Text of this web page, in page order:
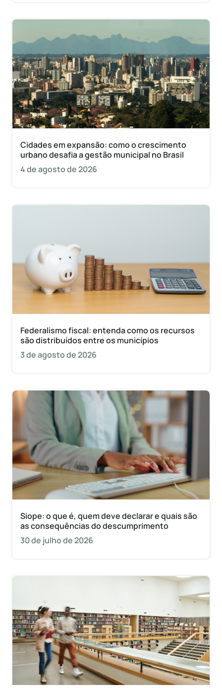
Cidades em expansão: como o crescimento
urbano desafia a gestão municipal no Brasil
4 de agosto de 2026
Federalismo fiscal: entenda como os recursos
são distribuídos entre os municípios
3 de agosto de 2026
Siope: o que é, quem deve declarar e quais são
as consequências do descumprimento
30 de julho de 2026